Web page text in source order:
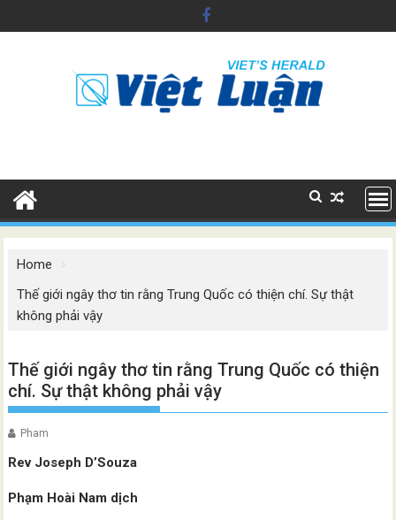
to
Home
Thế giới ngây thơ tin rằng Trung Quốc có thiện chí. Sự thật
không phải vậy
Thế giới ngây thơ tin rằng Trung Quốc có thiện
chí. Sự thật không phải vậy
Pham
Rev Joseph D’Souza
Phạm Hoài Nam dịch